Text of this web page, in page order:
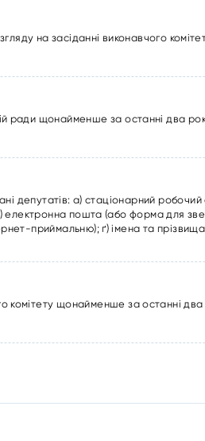
на засіданні виконавчого
ради щонайменше за останні два
депутатів: а) стаціонарний
електронна пошта (або форма для
приймальню); ґ) імена та прізвища
комітету щонайменше за останні